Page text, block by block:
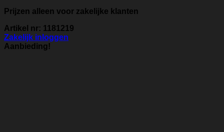
Prijzen alleen voor zakelijke klanten
Artikel nr: 1181219
Zakelijk inloggen
Aanbieding!